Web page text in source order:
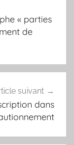
« parties
de
suivant
dans